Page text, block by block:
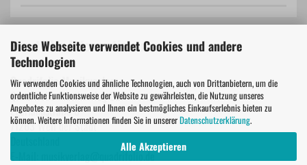
Diese Webseite verwendet Cookies und andere
Technologien
Wir verwenden Cookies und ähnliche Technologien, auch von Drittanbietern, um die
ordentliche Funktionsweise der Website zu gewährleisten, die Nutzung unseres
Angebotes zu analysieren und Ihnen ein bestmögliches Einkaufserlebnis bieten zu
können. Weitere Informationen finden Sie in unsererDatenschutzerklärung.
Alle Akzeptieren
Hersteller Informationen
Quadrifolio Musikverlag
Quadrifolio Musikverlag GbR
Egerlandstraße 6
71263 Weil der Stadt
E-Mail: musikverlag@quadrifolio.de